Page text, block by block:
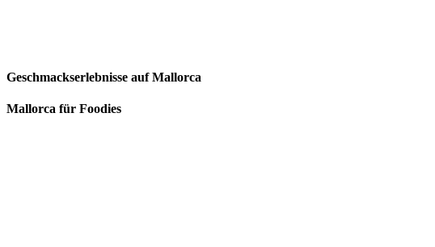
Geschmackserlebnisse auf Mallorca
Mallorca für Foodies